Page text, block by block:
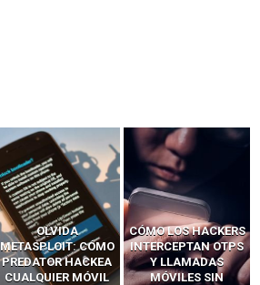
OLVIDA
METASPLOIT: CÓMO
PREDATOR HACKEA
CUALQUIER MÓVIL
CÓMO LOS HACKERS
INTERCEPTAN OTPS
Y LLAMADAS
MÓVILES SIN